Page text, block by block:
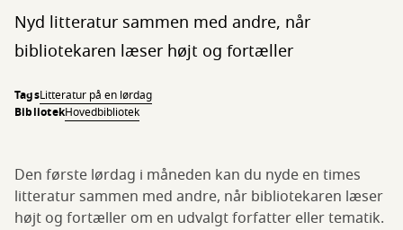
Nyd litteratur sammen med andre, når
bibliotekaren læser højt og fortæller
TagsLitteratur på en lørdag
BibliotekHovedbibliotek
Den første lørdag i måneden kan du nyde en times
litteratur sammen med andre, når bibliotekaren læser
højt og fortæller om en udvalgt forfatter eller tematik.